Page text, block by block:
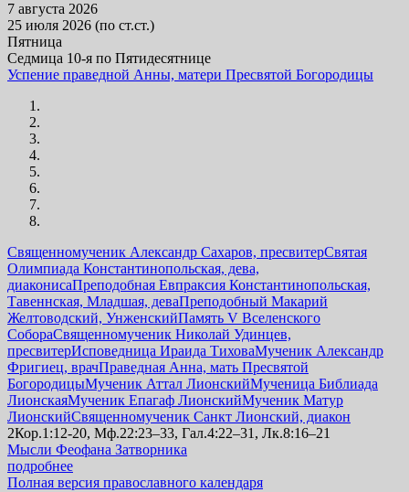
7 августа 2026
25 июля 2026 (по ст.ст.)
Пятница
Седмица 10-я по Пятидесятнице
Успение праведной Анны, матери Пресвятой Богородицы
Священномученик Александр Сахаров, пресвитерСвятая
Олимпиада Константинопольская, дева,
диаконисаПреподобная Евпраксия Константинопольская,
Тавеннская, Младшая, деваПреподобный Макарий
Желтоводский, УнженскийПамять V Вселенского
СобораСвященномученик Николай Удинцев,
пресвитерИсповедница Ираида ТиховаМученик Александр
Фригиец, врачПраведная Анна, мать Пресвятой
БогородицыМученик Аттал ЛионскийМученица Библиада
ЛионскаяМученик Епагаф ЛионскийМученик Матур
ЛионскийСвященномученик Санкт Лионский, диакон
2Кор.1:12-20, Мф.22:23–33, Гал.4:22–31, Лк.8:16–21
Мысли Феофана Затворника
подробнее
Полная версия православного календаря